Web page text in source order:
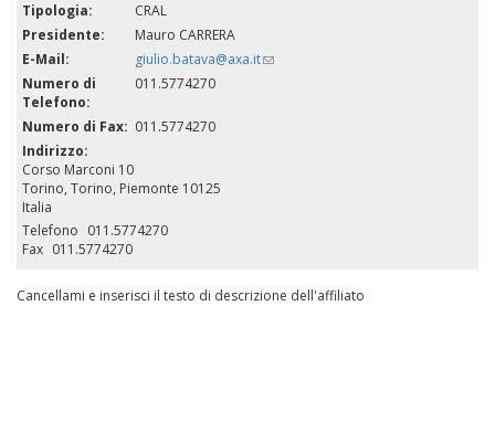
Tipologia:
CRAL
Presidente:
Mauro CARRERA
E-Mail:
giulio.batava@axa.it(link
Numero di
Telefono:
011.5774270
Numero di Fax: 011.5774270
Indirizzo:
Corso Marconi 10
Torino, Torino, Piemonte 10125
Italia
Telefono 011.5774270
Fax 011.5774270
Cancellami e inserisci il testo di descrizione dell'affiliato